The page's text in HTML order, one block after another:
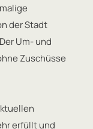
der Stadt
Um- und
Zuschüsse
erfüllt und